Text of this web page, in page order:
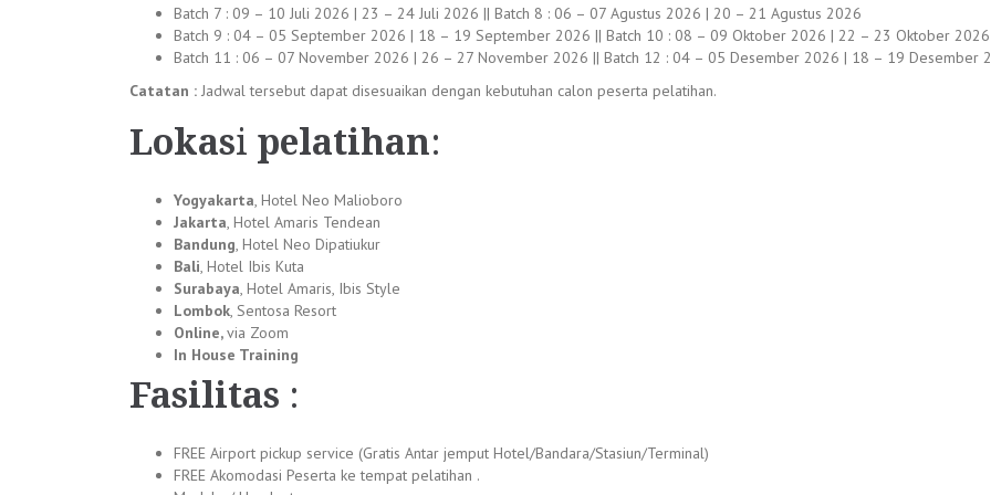
Batch 7 : 09 – 10 Juli 2026 | 23 – 24 Juli 2026 || Batch 8 : 06 – 07 Agustus 2026 | 20 – 21 Agustus 2026
Batch 9 : 04 – 05 September 2026 | 18 – 19 September 2026 || Batch 10 : 08 – 09 Oktober 2026 | 22 – 23 Oktober 2026
Batch 11 : 06 – 07 November 2026 | 26 – 27 November 2026 || Batch 12 : 04 – 05 Desember 2026 | 18 – 19 Desember
Catatan : Jadwal tersebut dapat disesuaikan dengan kebutuhan calon peserta pelatihan.
Lokasi pelatihan:
Yogyakarta, Hotel Neo Malioboro
Jakarta, Hotel Amaris Tendean
Bandung, Hotel Neo Dipatiukur
Bali, Hotel Ibis Kuta
Surabaya, Hotel Amaris, Ibis Style
Lombok, Sentosa Resort
Online,via Zoom
In House Training
Fasilitas :
FREE Airport pickup service (Gratis Antar jemput Hotel/Bandara/Stasiun/Terminal)
FREE Akomodasi Peserta ke tempat pelatihan .